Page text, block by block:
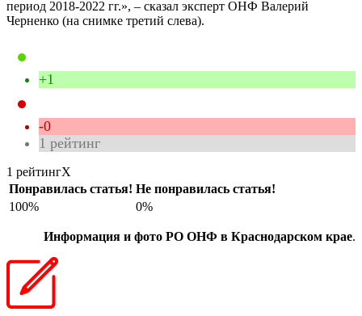
период 2018-2022 гг.», – сказал эксперт ОНФ Валерий
Черненко (на снимке третий слева).
+1
-0
1 рейтинг
1 рейтингX
Понравилась статья! Не понравилась статья!
100%
0%
Информация и фото РО ОНФ в Краснодарском крае.